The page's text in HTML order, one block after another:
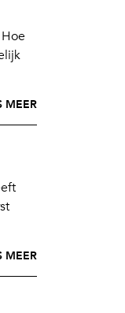
MEER
MEER